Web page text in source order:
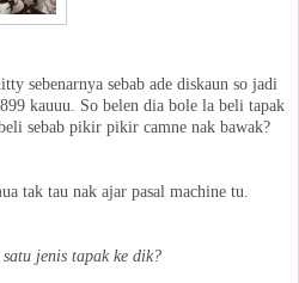
sebenarnya sebab ade diskaun so jadi
kauuu. So belen dia bole la beli tapak
sebab pikir pikir camne nak bawak?
tak tau nak ajar pasal machine tu.
jenis tapak ke dik?